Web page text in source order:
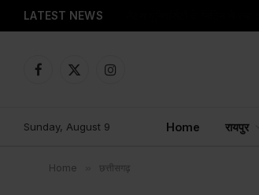
LATEST NEWS
Facebook
X
Instagram
Sunday, August 9 Home रायपुर
Home छत्तीसगढ़